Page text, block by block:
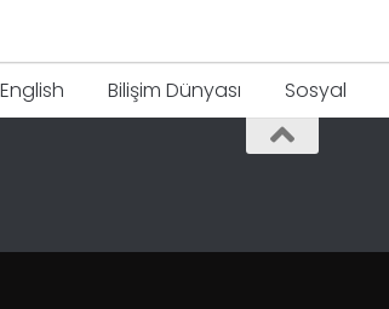
English Bilişim Dünyası Sosyal